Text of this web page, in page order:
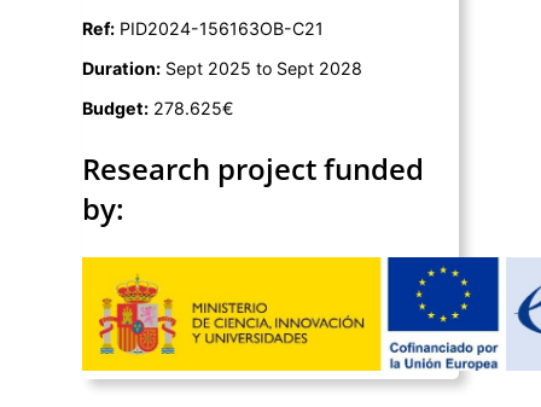
Ref: PID2024-156163OB-C21
Duration: Sept 2025 to Sept 2028
Budget: 278.625€
Research project funded
by: